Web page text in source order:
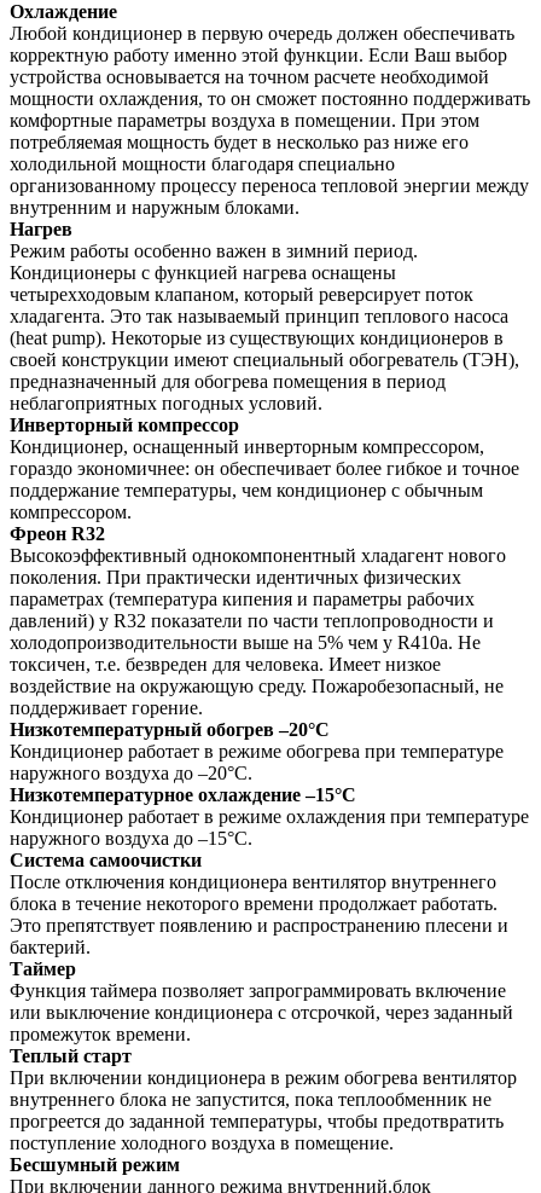
Охлаждение
Любой кондиционер в первую очередь должен обеспечивать
корректную работу именно этой функции. Если Ваш выбор
устройства основывается на точном расчете необходимой
мощности охлаждения, то он сможет постоянно поддерживать
комфортные параметры воздуха в помещении. При этом
потребляемая мощность будет в несколько раз ниже его
холодильной мощности благодаря специально
организованному процессу переноса тепловой энергии между
внутренним и наружным блоками.
Нагрев
Режим работы особенно важен в зимний период.
Кондиционеры с функцией нагрева оснащены
четырехходовым клапаном, который реверсирует поток
хладагента. Это так называемый принцип теплового насоса
(heat pump). Некоторые из существующих кондиционеров в
своей конструкции имеют специальный обогреватель (ТЭН),
предназначенный для обогрева помещения в период
неблагоприятных погодных условий.
Инверторный компрессор
Кондиционер, оснащенный инверторным компрессором,
гораздо экономичнее: он обеспечивает более гибкое и точное
поддержание температуры, чем кондиционер с обычным
компрессором.
Фреон R32
Высокоэффективный однокомпонентный хладагент нового
поколения. При практически идентичных физических
параметрах (температура кипения и параметры рабочих
давлений) у R32 показатели по части теплопроводности и
холодопроизводительности выше на 5% чем у R410а. Не
токсичен, т.е. безвреден для человека. Имеет низкое
воздействие на окружающую среду. Пожаробезопасный, не
поддерживает горение.
Низкотемпературный обогрев –20°C
Кондиционер работает в режиме обогрева при температуре
наружного воздуха до –20°C.
Низкотемпературное охлаждение –15°C
Кондиционер работает в режиме охлаждения при температуре
наружного воздуха до –15°C.
Система самоочистки
После отключения кондиционера вентилятор внутреннего
блока в течение некоторого времени продолжает работать.
Это препятствует появлению и распространению плесени и
бактерий.
Таймер
Функция таймера позволяет запрограммировать включение
или выключение кондиционера с отсрочкой, через заданный
промежуток времени.
Теплый старт
При включении кондиционера в режим обогрева вентилятор
внутреннего блока не запустится, пока теплообменник не
прогреется до заданной температуры, чтобы предотвратить
поступление холодного воздуха в помещение.
Бесшумный режим
При включении данного режима внутренний.блок